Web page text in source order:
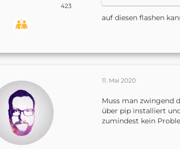
423
auf diesen flashen
11. Mai 2020
Muss man zwingend
über pip installiert
zumindest kein